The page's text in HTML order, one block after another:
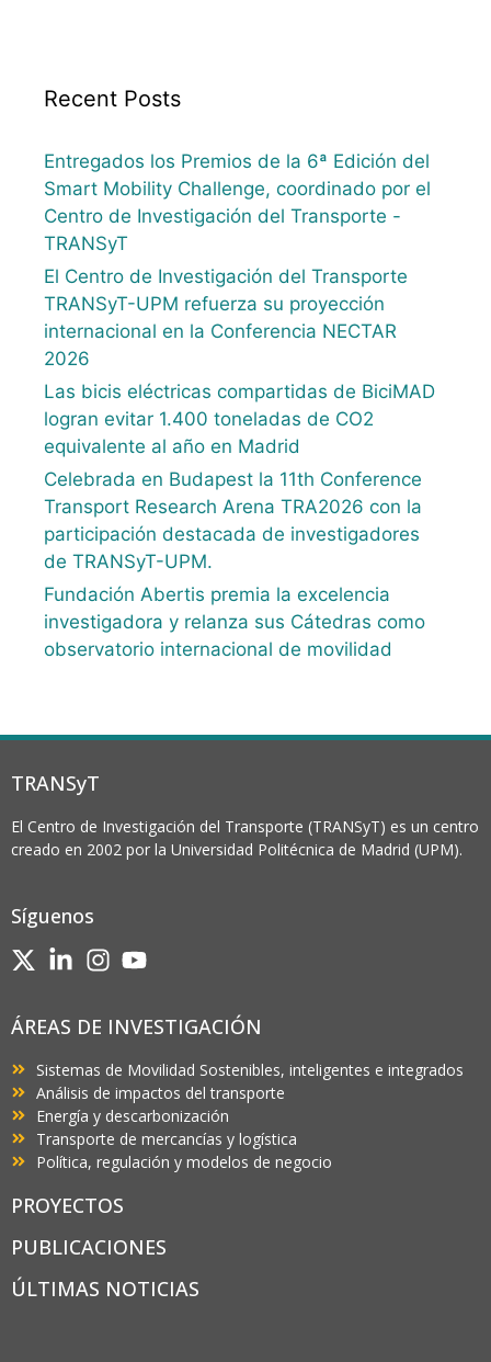
Recent Posts
Entregados los Premios de la 6ª Edición del
Smart Mobility Challenge, coordinado por el
Centro de Investigación del Transporte -
TRANSyT
El Centro de Investigación del Transporte
TRANSyT-UPM refuerza su proyección
internacional en la Conferencia NECTAR
2026
Las bicis eléctricas compartidas de BiciMAD
logran evitar 1.400 toneladas de CO2
equivalente al año en Madrid
Celebrada en Budapest la 11th Conference
Transport Research Arena TRA2026 con la
participación destacada de investigadores
de TRANSyT-UPM.
Fundación Abertis premia la excelencia
investigadora y relanza sus Cátedras como
observatorio internacional de movilidad
TRANSyT
El Centro de Investigación del Transporte (TRANSyT) es un centro
creado en 2002 por la Universidad Politécnica de Madrid (UPM).
Síguenos
ÁREAS DE INVESTIGACIÓN
Sistemas de Movilidad Sostenibles, inteligentes e integrados
Análisis de impactos del transporte
Energía y descarbonización
Transporte de mercancías y logística
Política, regulación y modelos de negocio
PROYECTOS
PUBLICACIONES
ÚLTIMAS NOTICIAS